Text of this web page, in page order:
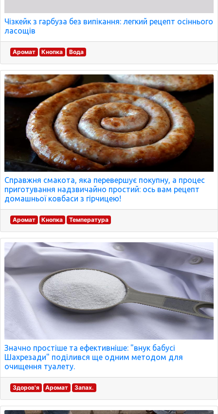
Чізкейк з гарбуза без випікання: легкий рецепт осіннього
ласощів
Аромат Кнопка Вода
Справжня смакота, яка перевершує покупну, а процес
приготування надзвичайно простий: ось вам рецепт
домашньої ковбаси з гірчицею!
Аромат Кнопка Температура
Значно простіше та ефективніше: "внук бабусі
Шахрезади" поділився ще одним методом для
очищення туалету.
Здоров'я Аромат Запах.